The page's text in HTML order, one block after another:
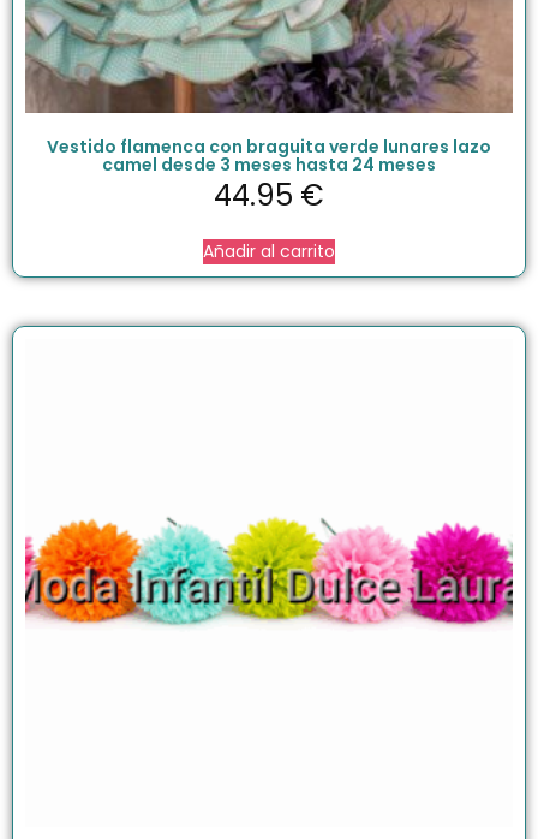
Vestido flamenca con braguita verde lunares lazo
camel desde 3 meses hasta 24 meses
44.95 €
Añadir al carrito